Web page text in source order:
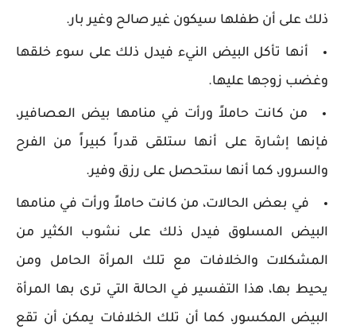
ذلك على أن طفلها سيكون غير صالح وغير بار.
أنها تأكل البيض النيء فيدل ذلك على سوء خلقها
وغضب زوجها عليها.
من كانت حاملاً ورأت في منامها بيض العصافير،
فإنها إشارة على أنها ستلقى قدراً كبيراً من الفرح
والسرور، كما أنها ستحصل على رزق وفير.
في بعض الحالات، من كانت حاملاً ورأت في منامها
البيض المسلوق فيدل ذلك على نشوب الكثير من
المشكلات والخلافات مع تلك المرأة الحامل ومن
يحيط بها، هذا التفسير في الحالة التي ترى بها المرأة
البيض المكسور، كما أن تلك الخلافات يمكن أن تقع